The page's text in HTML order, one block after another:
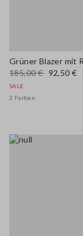
185,00 € 92,50 €
SALE
2 Farben